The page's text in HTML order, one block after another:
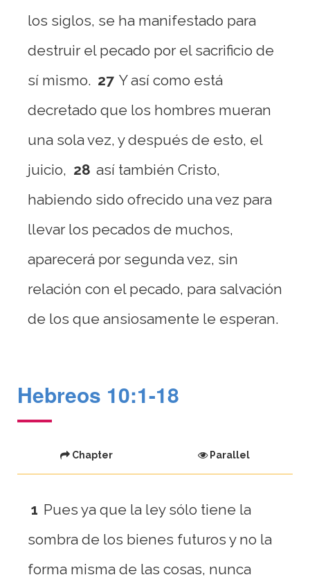
los siglos, se ha manifestado para
destruir el pecado por el sacrificio de
sí mismo. 27 Y así como está
decretado que los hombres mueran
una sola vez, y después de esto, el
juicio, 28 así también Cristo,
habiendo sido ofrecido una vez para
llevar los pecados de muchos,
aparecerá por segunda vez, sin
relación con el pecado, para salvación
de los que ansiosamente le esperan.
Hebreos 10:1-18
Chapter Parallel
1 Pues ya que la ley sólo tiene la
sombra de los bienes futuros y no la
forma misma de las cosas, nunca